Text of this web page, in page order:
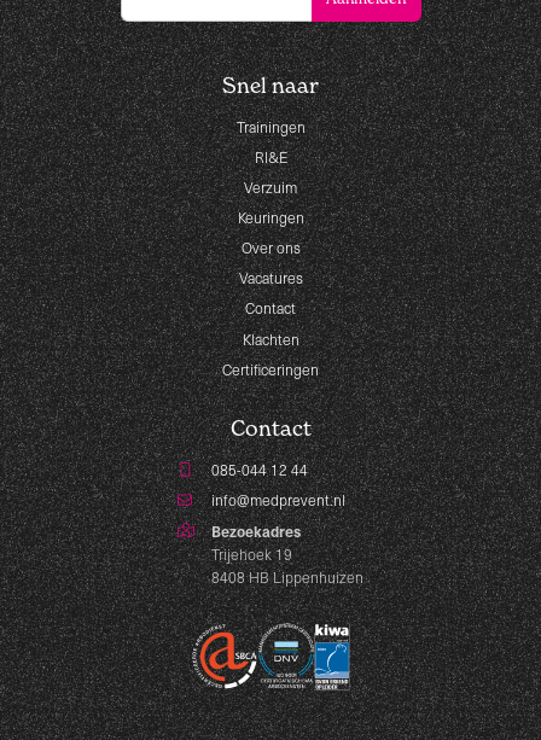
Snel naar
Trainingen
RI&E
Verzuim
Keuringen
Over ons
Vacatures
Contact
Klachten
Certificeringen
Contact
085-044 12 44
info@medprevent.nl
Bezoekadres
Trijehoek 19
8408 HB Lippenhuizen